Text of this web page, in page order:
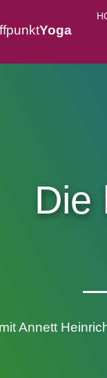
Yoga
Die
Annett